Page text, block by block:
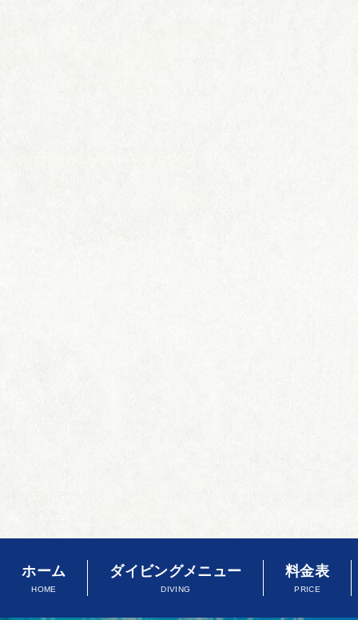
ホーム
HOME
ダイビングメニュー
DIVING
料金表
PRICE